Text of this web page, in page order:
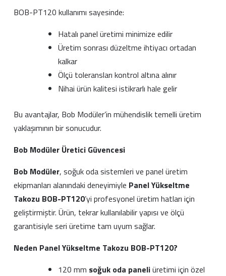
BOB-PT120 kullanımı sayesinde:
Hatalı panel üretimi minimize edilir
Üretim sonrası düzeltme ihtiyacı ortadan
kalkar
Ölçü toleransları kontrol altına alınır
Nihai ürün kalitesi istikrarlı hale gelir
Bu avantajlar, Bob Modüler’in mühendislik temelli üretim
yaklaşımının bir sonucudur.
Bob Modüler Üretici Güvencesi
Bob Modüler, soğuk oda sistemleri ve panel üretim
ekipmanları alanındaki deneyimiyle Panel Yükseltme
Takozu BOB-PT120’yi profesyonel üretim hatları için
geliştirmiştir. Ürün, tekrar kullanılabilir yapısı ve ölçü
garantisiyle seri üretime tam uyum sağlar.
Neden Panel Yükseltme Takozu BOB-PT120?
120 mm soğuk oda paneliüretimi için özel